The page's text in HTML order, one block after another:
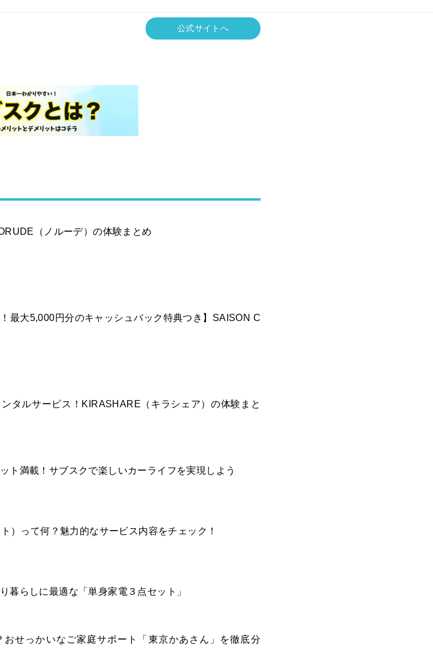
公式サイトへ
（ノルーデ）の体験まとめ
最大5,000円分のキャッシュバック特典つき】SAISON C
タルサービス！KIRASHARE（キラシェア）の体験まと
ト満載！サブスクで楽しいカーライフを実現しよう
）って何？魅力的なサービス内容をチェック！
暮らしに最適な「単身家電３点セット」
おせっかいなご家庭サポート「東京かあさん」を徹底分